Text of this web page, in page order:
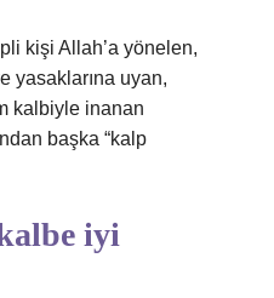
kişi Allah’a yönelen,
yasaklarına uyan,
kalbiyle inanan
başka “kalp
iyi